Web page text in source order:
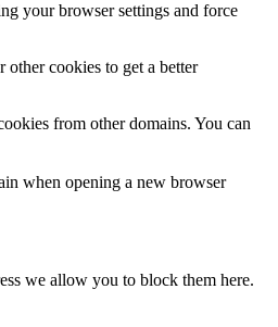
your browser settings and force
cookies to get a better
from other domains. You can
when opening a new browser
we allow you to block them here.